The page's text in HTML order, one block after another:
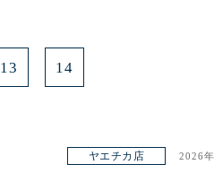
13 14
ヤエチカ店 2026